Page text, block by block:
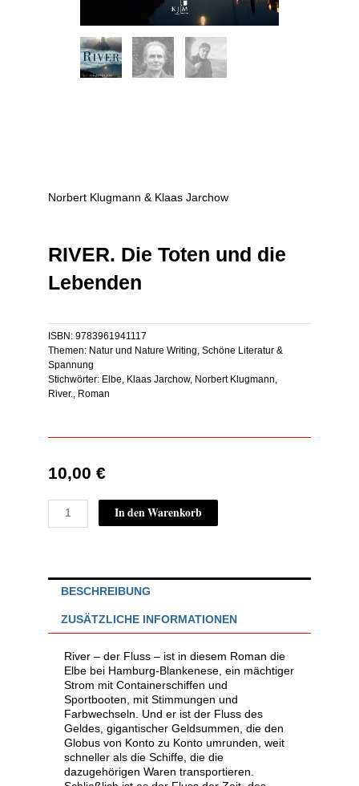
Norbert Klugmann & Klaas Jarchow
RIVER. Die Toten und die
Lebenden
ISBN: 9783961941117
Themen: Natur und Nature Writing, Schöne Literatur &
Spannung
Stichwörter: Elbe, Klaas Jarchow, Norbert Klugmann,
River., Roman
10,00 €
Lebenden
Menge
In den Warenkorb
BESCHREIBUNG
ZUSÄTZLICHE INFORMATIONEN
River – der Fluss – ist in diesem Roman die
Elbe bei Hamburg-Blankenese, ein mächtiger
Strom mit Containerschiffen und
Sportbooten, mit Stimmungen und
Farbwechseln. Und er ist der Fluss des
Geldes, gigantischer Geldsummen, die den
Globus von Konto zu Konto umrunden, weit
schneller als die Schiffe, die die
dazugehörigen Waren transportieren.